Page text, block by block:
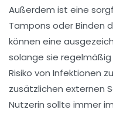
Außerdem ist eine
Tampons oder Binden
können eine
solange sie
Risiko von Infektionen
zusätzlichen externen
Nutzerin sollte immer